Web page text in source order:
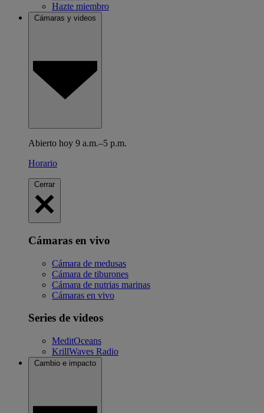
Hazte miembro
Cámaras y videos
Abierto hoy 9 a.m.–5 p.m.
Horario
Cerrar
Cámaras en vivo
Cámara de medusas
Cámara de tiburones
Cámara de nutrias marinas
Cámaras en vivo
Series de videos
MeditOceans
KrillWaves Radio
Cambio e impacto